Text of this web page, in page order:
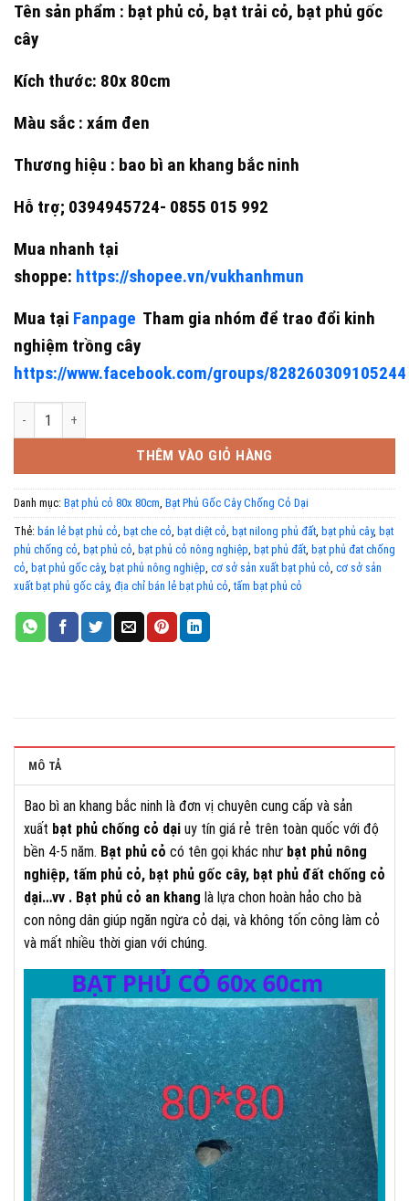
Tên sản phẩm : bạt phủ cỏ, bạt trải cỏ, bạt phủ gốc
cây
Kích thước: 80x 80cm
Màu sắc : xám đen
Thương hiệu : bao bì an khang bắc ninh
Hỗ trợ; 0394945724- 0855 015 992
Mua nhanh tại
shoppe: https://shopee.vn/vukhanhmun
Mua tại Fanpage Tham gia nhóm để trao đổi kinh
nghiệm trồng cây
https://www.facebook.com/groups/828260309105244
Bạt phủ cỏ 80x 80cm số lượng
THÊM VÀO GIỎ HÀNG
Danh mục: Bạt phủ cỏ 80x 80cm, Bạt Phủ Gốc Cây Chống Cỏ Dại
Thẻ: bán lẻ bạt phủ cỏ, bạt che cỏ, bạt diệt cỏ, bạt nilong phủ đất, bạt phủ cây, bạt
phủ chống cỏ, bạt phủ cỏ, bạt phủ cỏ nông nghiệp, bạt phủ đất, bạt phủ đat chống
cỏ, bạt phủ gốc cây, bạt phủ nông nghiệp, cơ sở sản xuất bạt phủ cỏ, cơ sở sản
xuất bạt phủ gốc cây, địa chỉ bán lẻ bạt phủ cỏ,tấm bạt phủ cỏ
MÔ TẢ
Bao bì an khang bắc ninh là đơn vị chuyên cung cấp và sản
xuất bạt phủ chống cỏ dại uy tín giá rẻ trên toàn quốc với độ
bền 4-5 năm. Bạt phủ cỏ có tên gọi khác như bạt phủ nông
nghiệp, tấm phủ cỏ, bạt phủ gốc cây, bạt phủ đất chống cỏ
dại…vv . Bạt phủ cỏ an khang là lựa chon hoàn hảo cho bà
con nông dân giúp ngăn ngừa cỏ dại, và không tốn công làm cỏ
và mất nhiều thời gian với chúng.